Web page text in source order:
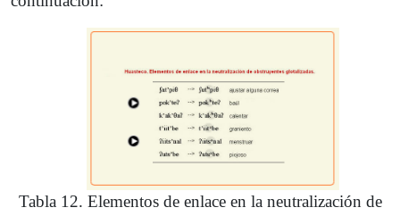
Tabla 12. Elementos de enlace en la neutralización de